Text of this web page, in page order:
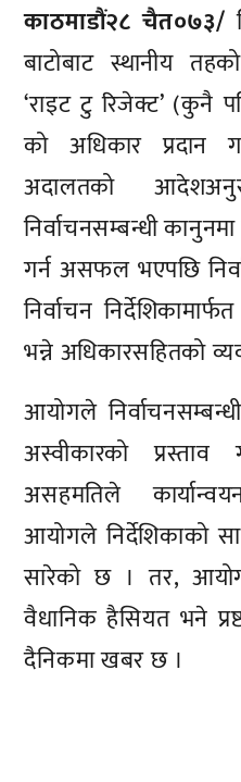
काठमाडौं२८ चैत०७३/
बाटोबाट स्थानीय
‘राइट टु रिजेक्ट’ (कुनै
को अधिकार प्रदान
अदालतको
निर्वाचनसम्बन्धी
गर्न असफल भएपछि
निर्वाचन
भन्ने अधिकारसहितको
आयोगले
अस्वीकारको
असहमतिले
आयोगले निर्देशिकाको
सारेको छ । तर,
वैधानिक हैसियत भने
दैनिकमा खबर छ ।